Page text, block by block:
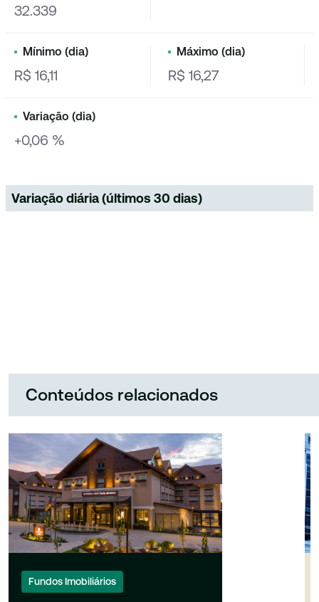
32.339
Mínimo (dia)
R$ 16,11
Máximo (dia)
R$ 16,27
Variação (dia)
+0,06 %
Variação diária (últimos 30 dias)
Conteúdos relacionados
Fundos Imobiliários